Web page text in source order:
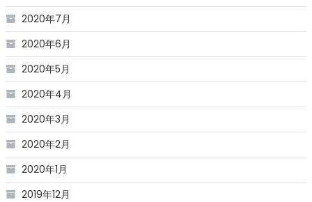
2020年7月
2020年6月
2020年5月
2020年4月
2020年3月
2020年2月
2020年1月
2019年12月